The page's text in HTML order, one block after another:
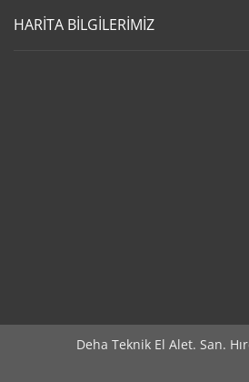
HARİTA BİLGİLERİMİZ
Deha Teknik El Alet. San.